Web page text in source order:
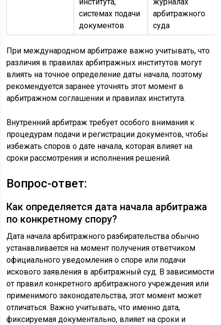
системах подачи
документов
арбитражного
суда
При международном арбитраже важно учитывать, что
различия в правилах арбитражных институтов могут
влиять на точное определение даты начала, поэтому
рекомендуется заранее уточнять этот момент в
арбитражном соглашении и правилах института.
Внутренний арбитраж требует особого внимания к
процедурам подачи и регистрации документов, чтобы
избежать споров о дате начала, которая влияет на
сроки рассмотрения и исполнения решений.
Вопрос-ответ:
Как определяется дата начала арбитража
по конкретному спору?
Дата начала арбитражного разбирательства обычно
устанавливается на момент получения ответчиком
официального уведомления о споре или подачи
искового заявления в арбитражный суд. В зависимости
от правил конкретного арбитражного учреждения или
применимого законодательства, этот момент может
отличаться. Важно учитывать, что именно дата,
фиксируемая документально, влияет на сроки и